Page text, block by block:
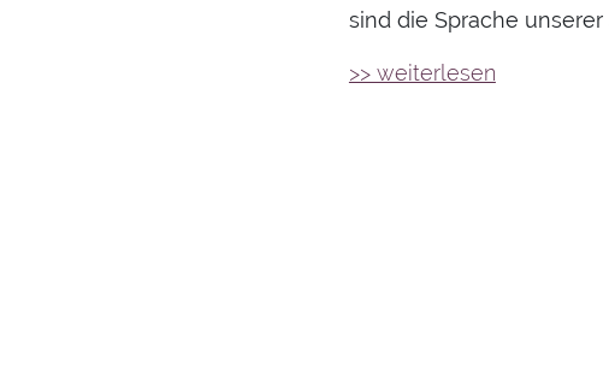
sind die Sprache unserer
>> weiterlesen